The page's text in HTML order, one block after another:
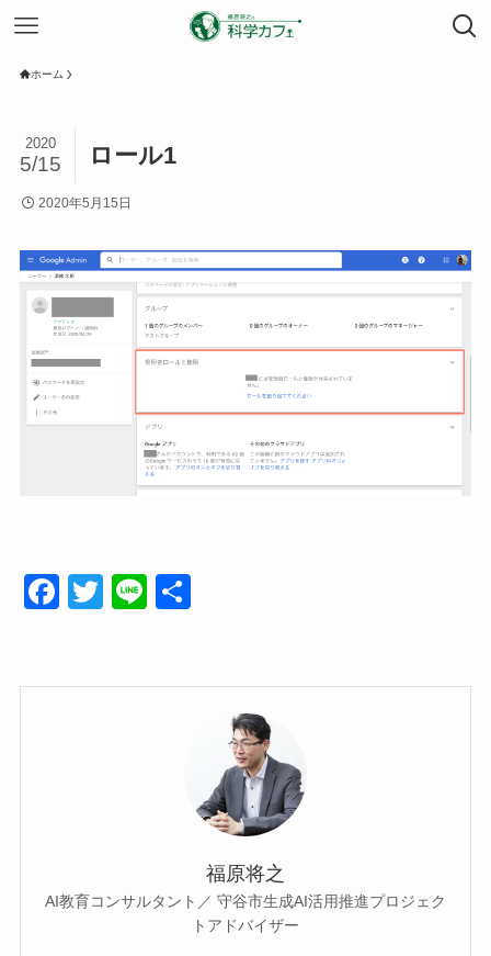
ホーム
ロール1
2020
5/15
2020年5月15日
F
e
T
er
Li
福原将之
AI教育コンサルタント／ 守谷市生成AI活用推進プロジェク
トアドバイザー